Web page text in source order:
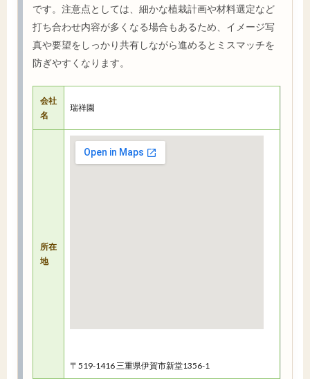
です。注意点としては、細かな植栽計画や材料選定など
打ち合わせ内容が多くなる場合もあるため、イメージ写
真や要望をしっかり共有しながら進めるとミスマッチを
防ぎやすくなります。
会社
名
瑞祥園
所在
地
〒519-1416 三重県伊賀市新堂1356-1